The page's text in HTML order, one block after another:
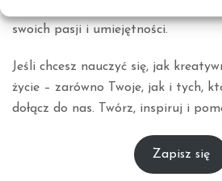
swoich pasji i umiejętności.
Jeśli chcesz nauczyć się, jak
życie – zarówno Twoje, jak i tych,
dołącz do nas. Twórz, inspiruj i
Zapisz się